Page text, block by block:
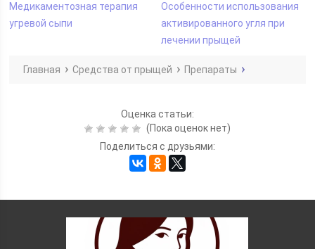
Медикаментозная терапия
угревой сыпи
Особенности использования
активированного угля при
лечении прыщей
Главная Средства от прыщей Препараты
Оценка статьи:
(Пока оценок нет)
Поделиться с друзьями: